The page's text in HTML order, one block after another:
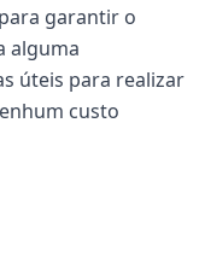
garantir o
alguma
úteis para realizar
custo